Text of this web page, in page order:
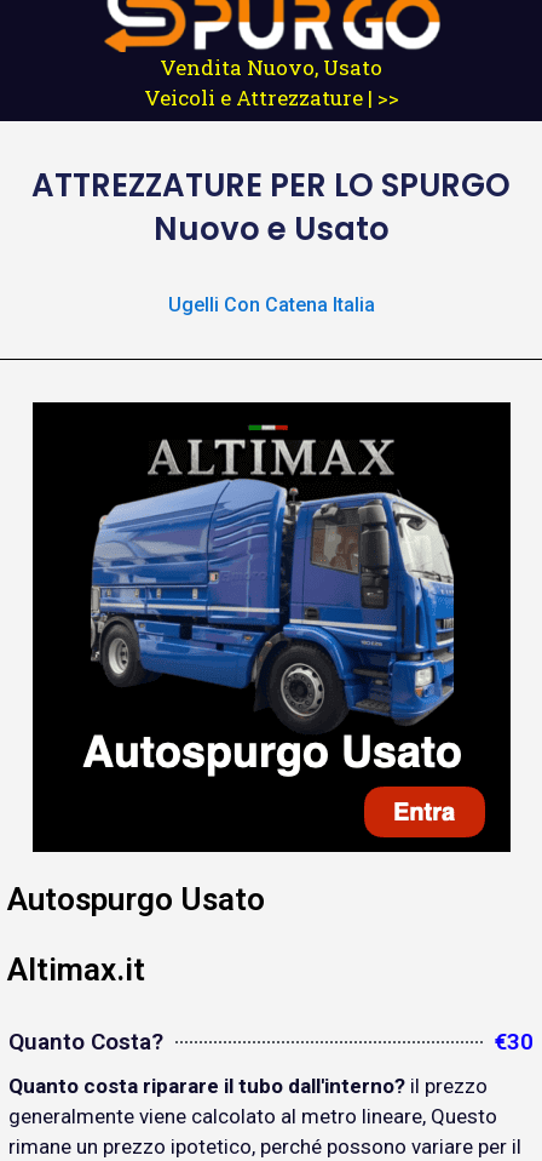
Vendita Nuovo, Usato
Veicoli e Attrezzature | >>
ATTREZZATURE PER LO SPURGO
Nuovo e Usato
Ugelli Con Catena Italia
Autospurgo Usato
Altimax.it
Quanto Costa? €30
Quanto costa riparare il tubo dall'interno? il prezzo
generalmente viene calcolato al metro lineare, Questo
rimane un prezzo ipotetico, perché possono variare per il